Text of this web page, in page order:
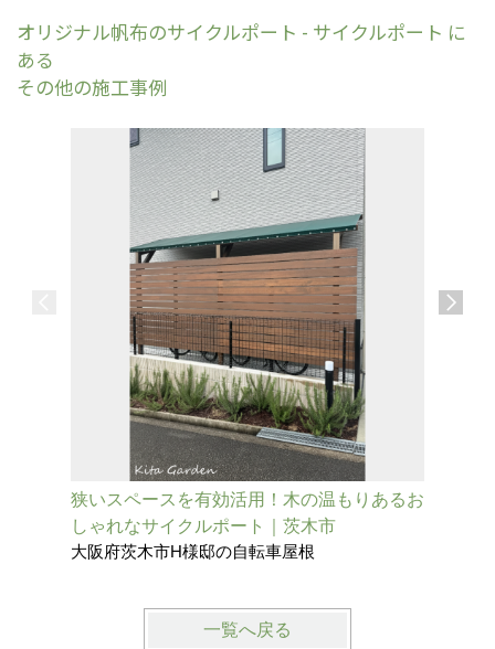
オリジナル帆布のサイクルポート - サイクルポート に
ある
その他の施工事例
狭いスペースを有効活用！木の温もりあるお
しゃれなサイクルポート｜茨木市
大阪府茨木市H様邸の自転車屋根
一覧へ戻る